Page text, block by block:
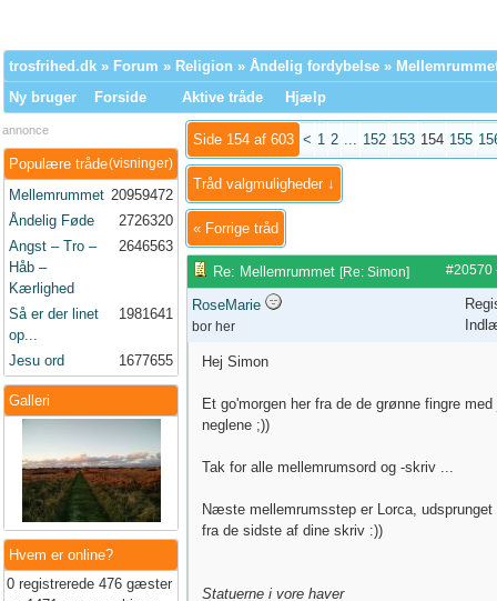
trosfrihed.dk » Forum » Religion » Åndelig fordybelse »
Ny bruger
Forside Aktive tråde Hjælp
annonce
(visninger)
Populære tråde
Mellemrummet 20959472
Åndelig Føde
2726320
Angst – Tro –
Håb –
Kærlighed
2646563
Så er der linet
op...
1981641
Jesu ord 1677655
Galleri
Hvem er online?
0 registrerede 476 gæster
Side 154 af 603 < 1 2 ... 152 153 154 155
Tråd valgmuligheder ↓
« Forrige tråd
#20570
Re: Mellemrummet [Re: Simon]
RoseMarie
bor her
Hej Simon
Et go'morgen her fra de de grønne fingre med
neglene ;))
Tak for alle mellemrumsord og -skriv ...
Næste mellemrumsstep er Lorca, udsprunget
fra de sidste af dine skriv :))
Statuerne i vore haver